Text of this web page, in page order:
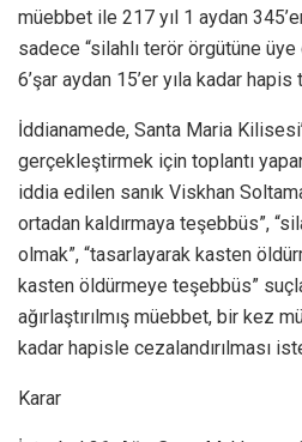
müebbet ile 217 yıl 1 aydan
sadece “silahlı terör örgütüne üye
6’şar aydan 15’er yıla kadar
İddianamede, Santa Maria
gerçekleştirmek için toplantı
iddia edilen sanık Viskhan
ortadan kaldırmaya teşebbüs”,
olmak”, “tasarlayarak kasten
kasten öldürmeye teşebbüs”
ağırlaştırılmış müebbet, bir kez
kadar hapisle cezalandırılması
Karar